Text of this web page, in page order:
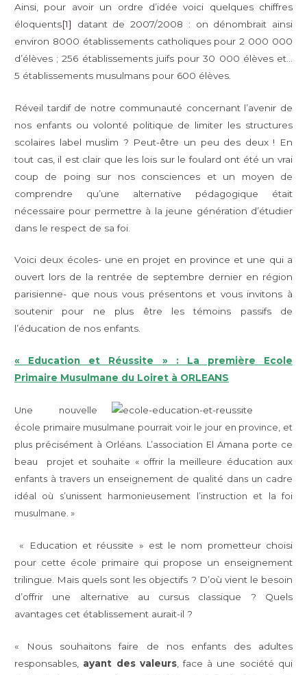
Ainsi, pour avoir un ordre d’idée voici quelques chiffres
éloquents[1]
datant de 2007/2008 : on dénombrait ainsi
environ 8000 établissements catholiques pour 2 000 000
d’élèves ; 256 établissements juifs pour 30 000 élèves et…
5 établissements musulmans pour 600 élèves.
Réveil tardif de notre communauté concernant l’avenir de
nos enfants ou volonté politique de limiter les structures
scolaires label muslim ? Peut-être un peu des deux ! En
tout cas, il est clair que les lois sur le foulard ont été un vrai
coup de poing sur nos consciences et un moyen de
comprendre qu’une alternative pédagogique était
nécessaire pour permettre à la jeune génération d’étudier
dans le respect de sa foi.
Voici deux écoles- une en projet en province et une qui a
ouvert lors de la rentrée de septembre dernier en région
parisienne- que nous vous présentons et vous invitons à
soutenir pour ne plus être les témoins passifs de
l’éducation de nos enfants.
« Education et Réussite » : La première Ecole
Primaire Musulmane du Loiret à ORLEANS
Une nouvelle
école primaire musulmane pourrait voir le jour en province, et
plus précisément à Orléans. L’association El Amana porte ce
beau projet et souhaite « offrir la meilleure éducation aux
enfants à travers un enseignement de qualité dans un cadre
idéal où s’unissent harmonieusement l’instruction et la foi
musulmane. »
« Education et réussite » est le nom prometteur choisi
pour cette école primaire qui propose un enseignement
trilingue. Mais quels sont les objectifs ? D’où vient le besoin
d’offrir une alternative au cursus classique ? Quels
avantages cet établissement aurait-il ?
« Nous souhaitons faire de nos enfants des adultes
responsables, ayant des valeurs, face à une société qui